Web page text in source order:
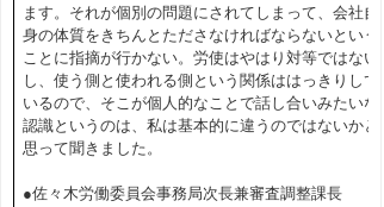
ます。それが個別の問題にされてしまって、会社自
身の体質をきちんとたださなければならないという
ことに指摘が行かない。労使はやはり対等ではない
し、使う側と使われる側という関係ははっきりして
いるので、そこが個人的なことで話し合いみたいな
認識というのは、私は基本的に違うのではないかと
思って聞きました。
●佐々木労働委員会事務局次長兼審査調整課長